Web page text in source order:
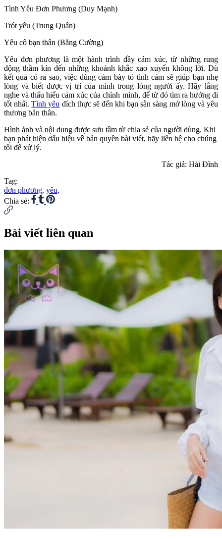
Tình Yêu Đơn Phương (Duy Mạnh)
Trót yêu (Trung Quân)
Yêu cô bạn thân (Bằng Cường)
Yêu đơn phương là một hành trình đầy cảm xúc, từ những rung
động thầm kín đến những khoảnh khắc xao xuyến không lời. Dù
kết quả có ra sao, việc dũng cảm bày tỏ tình cảm sẽ giúp bạn nhẹ
lòng và biết được vị trí của mình trong lòng người ấy. Hãy lắng
nghe và thấu hiểu cảm xúc của chính mình, để từ đó tìm ra hướng đi
tốt nhất.Tình yêu đích thực sẽ đến khi bạn sẵn sàng mở lòng và yêu
thương bản thân.
Hình ảnh và nội dung được sưu tầm từ chia sẻ của người dùng. Khi
bạn phát hiện dấu hiệu về bản quyền bài viết, hãy liên hệ cho chúng
tôi để xử lý.
Tác giả: Hải Đình
Tag:
đơn phương, yêu,
Chia sẻ:
Bài viết liên quan